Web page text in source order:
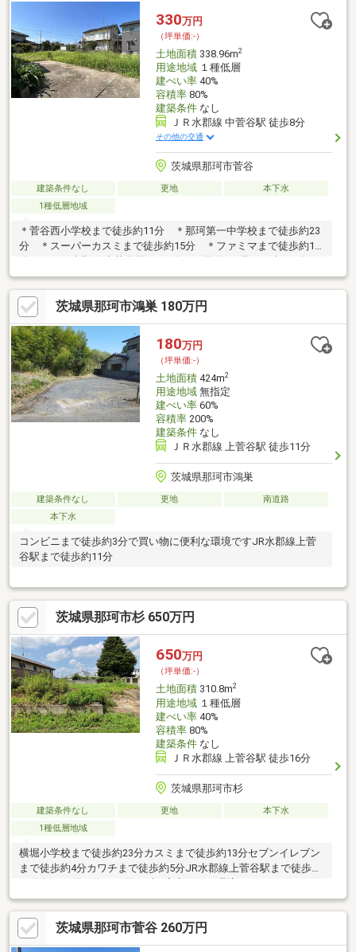
330万円
（坪単価:-）
土地面積338.96m2
用途地域１種低層
建ぺい率40%
容積率80%
建築条件なし
ＪＲ水郡線 中菅谷駅 徒歩8分
その他の交通
茨城県那珂市菅谷
建築条件なし 更地
本下水
1種低層地域
＊菅谷西小学校まで徒歩約11分 ＊那珂第一中学校まで徒歩約23
分 ＊スーパーカスミまで徒歩約15分 ＊ファミマまで徒歩約10
茨城県那珂市鴻巣 180万円
180万円
（坪単価:-）
土地面積424m2
用途地域無指定
建ぺい率60%
容積率200%
建築条件なし
ＪＲ水郡線 上菅谷駅 徒歩11分
茨城県那珂市鴻巣
建築条件なし 更地
南道路
本下水
コンビニまで徒歩約3分で買い物に便利な環境ですJR水郡線上菅
谷駅まで徒歩約11分
茨城県那珂市杉 650万円
650万円
（坪単価:-）
土地面積310.8m2
用途地域１種低層
建ぺい率40%
容積率80%
建築条件なし
ＪＲ水郡線 上菅谷駅 徒歩16分
茨城県那珂市杉
建築条件なし 更地
本下水
1種低層地域
横堀小学校まで徒歩約23分カスミまで徒歩約13分セブンイレブン
まで徒歩約4分カワチまで徒歩約5分JR水郡線上菅谷駅まで徒歩約
16分急なお買い物にも困らず、安心できる環境です
茨城県那珂市菅谷 260万円